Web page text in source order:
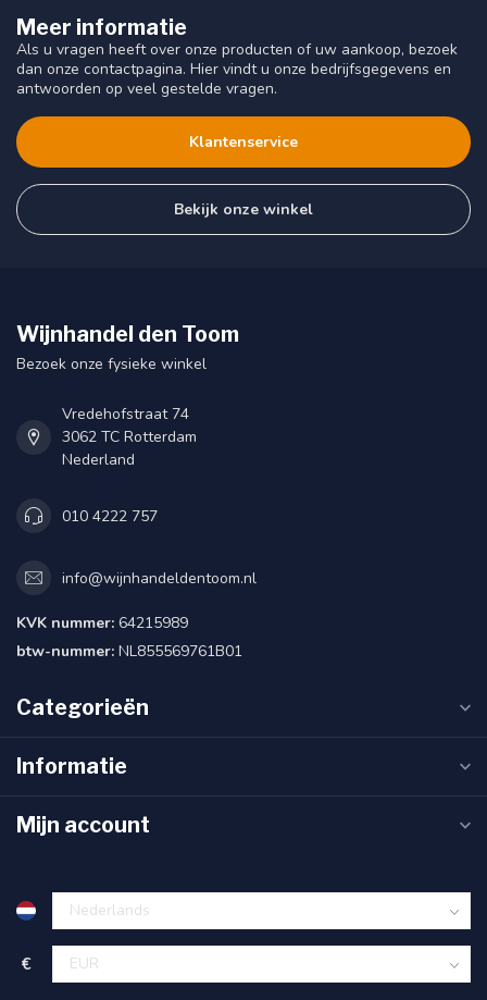
Meer informatie
Als u vragen heeft over onze producten of uw aankoop, bezoek
dan onze contactpagina. Hier vindt u onze bedrijfsgegevens en
antwoorden op veel gestelde vragen.
Klantenservice
Bekijk onze winkel
Wijnhandel den Toom
Bezoek onze fysieke winkel
Vredehofstraat 74
3062 TC Rotterdam
Nederland
010 4222 757
info@wijnhandeldentoom.nl
KVK nummer: 64215989
btw-nummer: NL855569761B01
Categorieën
Informatie
Mijn account
€